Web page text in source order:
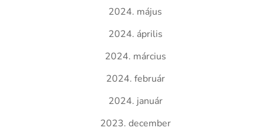
2024. május
2024. április
2024. március
2024. február
2024. január
2023. december